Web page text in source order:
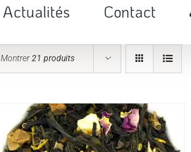
Actualités Contact
Montrer21 produits